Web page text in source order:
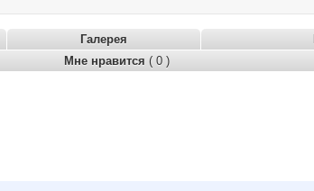
Галерея
Мне нравится ( 0 )